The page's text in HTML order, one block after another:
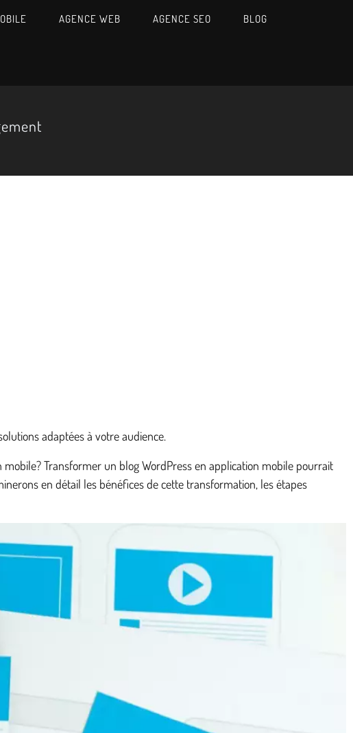
AGENCE WEB AGENCE SEO BLOG
adaptées à votre audience.
Transformer un blog WordPress en application mobile pourrait
en détail les bénéfices de cette transformation, les étapes